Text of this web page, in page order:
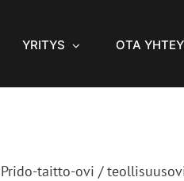
YRITYS OTA
Prido-taitto-ovi /